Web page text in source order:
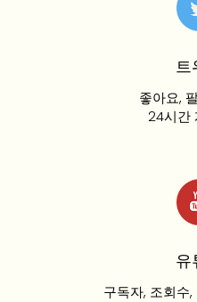
트
좋아요,
24시간
유
구독자, 조회수